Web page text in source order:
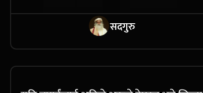
सदगुरु